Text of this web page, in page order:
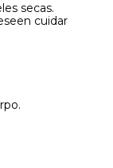
secas.
cuidar